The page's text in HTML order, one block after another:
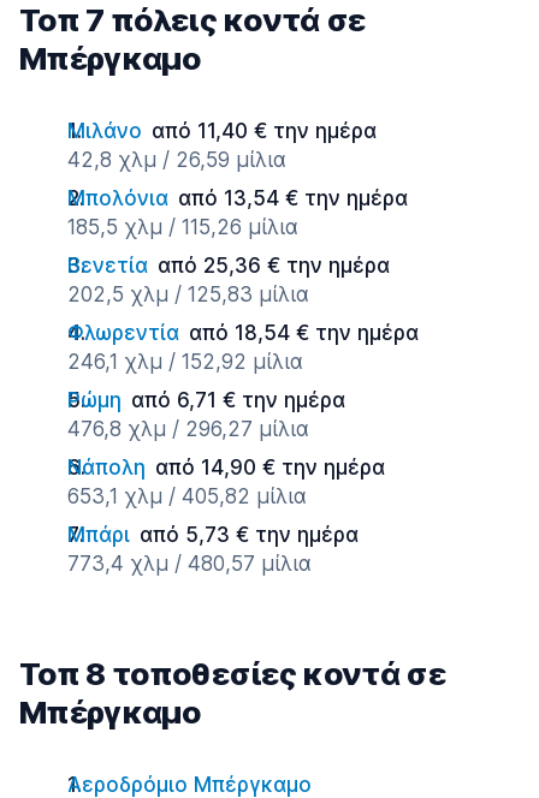
Τοπ 7 πόλεις κοντά σε
Μπέργκαμο
Μιλάνο από 11,40 € την ημέρα
42,8 χλμ / 26,59 μίλια
Μπολόνια από 13,54 € την ημέρα
185,5 χλμ / 115,26 μίλια
Βενετία από 25,36 € την ημέρα
202,5 χλμ / 125,83 μίλια
Φλωρεντία από 18,54 € την ημέρα
246,1 χλμ / 152,92 μίλια
Ρώμη από 6,71 € την ημέρα
476,8 χλμ / 296,27 μίλια
Νάπολη από 14,90 € την ημέρα
653,1 χλμ / 405,82 μίλια
Μπάρι από 5,73 € την ημέρα
773,4 χλμ / 480,57 μίλια
Τοπ 8 τοποθεσίες κοντά σε
Μπέργκαμο
Αεροδρόμιο Μπέργκαμο